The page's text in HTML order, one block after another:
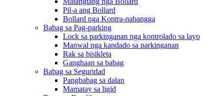
Pil-a ang Bollard
Bollard nga Kontra-nabangga
Babag sa Pag-parking
Lock sa parkinganan nga kontrolado sa layo
Manwal nga kandado sa parkinganan
Rak sa bisikleta
Ganghaan sa babag
Babag sa Seguridad
Pangbabag sa dalan
Mamatay sa ligid